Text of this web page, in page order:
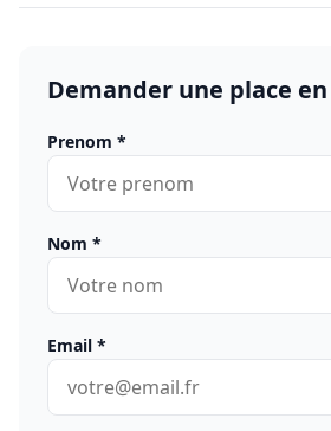
Demander une place
Prenom *
Nom *
Email *